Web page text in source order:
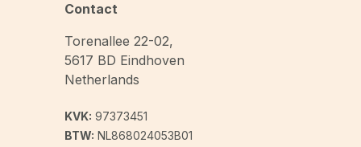
Contact
Torenallee 22-02,
5617 BD Eindhoven
Netherlands
KVK: 97373451
BTW: NL868024053B01